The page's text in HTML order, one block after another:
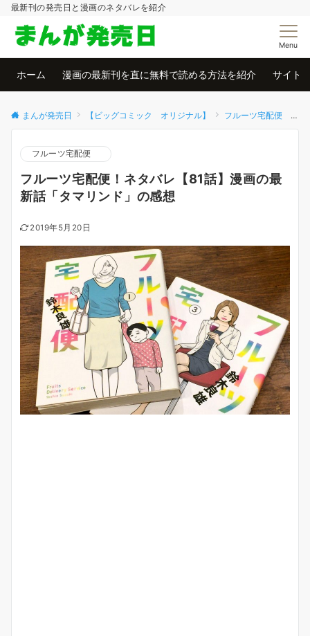
最新刊の発売日と漫画のネタバレを紹介
Menu
ホーム 漫画の最新刊を直に無料で読める方法を紹介 サイト
まんが発売日 【ビッグコミック オリジナル】 フルーツ宅配便
フルーツ宅配便
フルーツ宅配便！ネタバレ【81話】漫画の最
新話「タマリンド」の感想
2019年5月20日